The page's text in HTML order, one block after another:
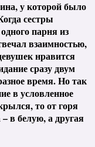
у которой было
сестры
парня из
взаимностью,
нравится
сразу двум
время. Но так
в условленное
то от горя
в белую, а другая